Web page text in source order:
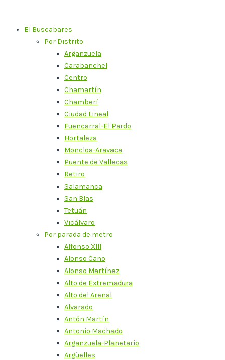
contenidoEl Buscabares
Por Distrito
Arganzuela
Carabanchel
Centro
Chamartín
Chamberí
Ciudad Lineal
Fuencarral-El Pardo
Hortaleza
Moncloa-Aravaca
Puente de Vallecas
Retiro
Salamanca
San Blas
Tetuán
Vicálvaro
Por parada de metro
Alfonso XIII
Alonso Cano
Alonso Martínez
Alto de Extremadura
Alto del Arenal
Alvarado
Antón Martín
Antonio Machado
Arganzuela-Planetario
Argüelles